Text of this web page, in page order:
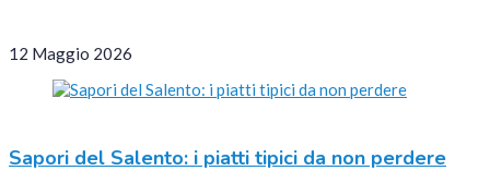
12 Maggio 2026
Sapori del Salento: i piatti tipici da non perdere